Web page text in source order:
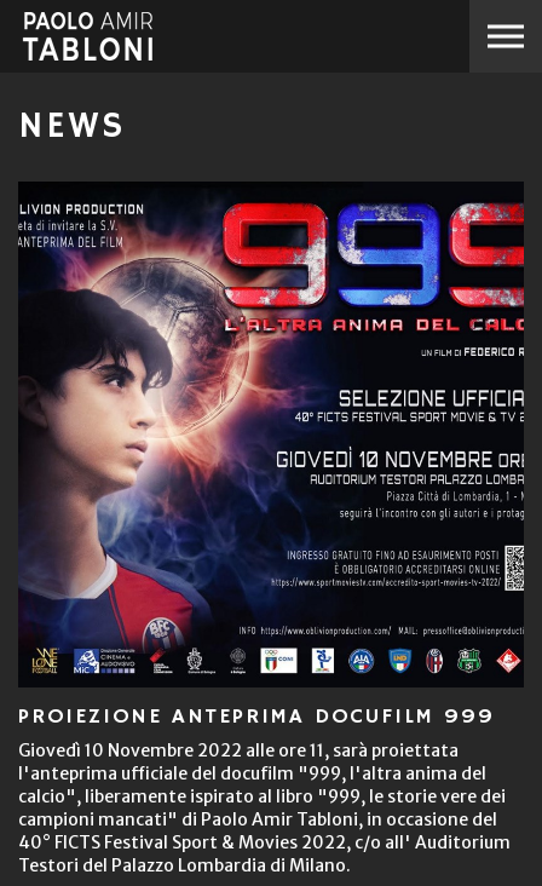
NEWS
PROIEZIONE ANTEPRIMA DOCUFILM 999
Giovedì 10 Novembre 2022 alle ore 11, sarà proiettata
l'anteprima ufficiale del docufilm "999, l'altra anima del
calcio", liberamente ispirato al libro "999, le storie vere dei
campioni mancati" di Paolo Amir Tabloni, in occasione del
40° FICTS Festival Sport & Movies 2022, c/o all' Auditorium
Testori del Palazzo Lombardia di Milano.